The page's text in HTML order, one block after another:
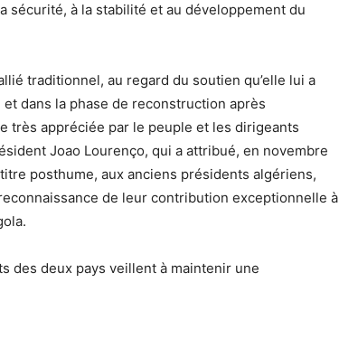
sécurité, à la stabilité et au développement du
traditionnel, au regard du soutien qu’elle lui a
dans la phase de reconstruction après
très appréciée par le peuple et les dirigeants
Joao Lourenço, qui a attribué, en novembre
posthume, aux anciens présidents algériens,
de leur contribution exceptionnelle à
des deux pays veillent à maintenir une